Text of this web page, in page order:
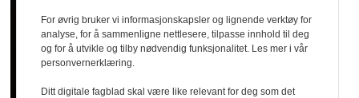
For øvrig bruker vi informasjonskapsler og lignende verktøy for
analyse, for å sammenligne nettlesere, tilpasse innhold til deg
og for å utvikle og tilby nødvendig funksjonalitet. Les mer i vår
personvernerklæring.
Ditt digitale fagblad skal være like relevant for deg som det